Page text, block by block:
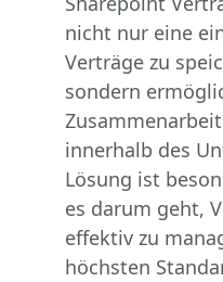
nicht nur eine
Verträge zu
sondern
innerhalb des
Lösung ist
es darum geht,
effektiv zu
höchsten